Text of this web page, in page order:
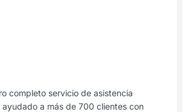
completo servicio de asistencia
ayudado a más de 700 clientes con